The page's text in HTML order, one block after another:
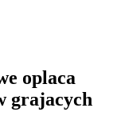
oplaca
grajacych